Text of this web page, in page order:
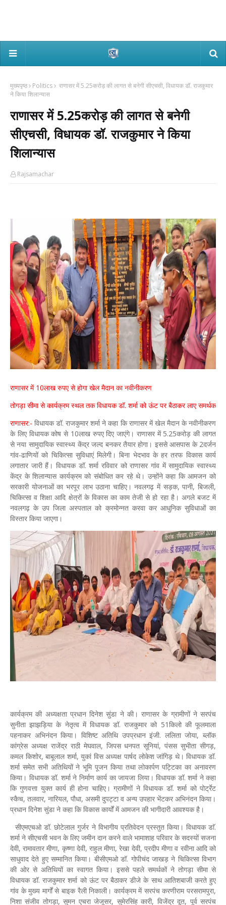
मुख्यपृष्ठ Politics
राणासर में 5.25करोड़ की लागत से बनेगी सीएचसी, विधायक डॉ. राजकुमार
ने किया शिलान्यास
राणासर में 5.25करोड़ की लागत से बनेगी
सीएचसी, विधायक डॉ. राजकुमार ने किया
शिलान्यास
Rajsamachar
राणासर में 10लाख रुपए से होगा खेल मैदान का नवीनीकरण
तोगड़ा सीमा से कार्यक्रम स्थल तक विधायक डॉ. शर्मा को ऊंट पर बैठाकर लाए समर्थक
राणासर:- विधायक डॉ. राजकुमार शर्मा ने कहा कि राणासर में खेल मैदान के नवीनीकरण
के लिए विधायक कोष से 10लाख रुपए दिए जाएंगे। राणासर में 5.25करोड़ की‌ लागत
से नया सामुदायिक स्वास्थ्य केंद्र जल्द बनकर तैयार होगा। इससे आसपास के 2दर्जन
गांव-ढाणियों को चिकित्सा सुविधाएं मिलेगी। बिना भेदभाव के हर तरफ विकास कार्य
लगातार जारी हैं। विधायक डॉ. शर्मा रविवार‌ को राणासर गांव में सामुदायिक स्वास्थ्य
केंद्र के शिलान्यास कार्यक्रम को संबोधित कर रहे थे। उन्होंने कहा कि आमजन को
सरकारी योजनाओं का भरपूर लाभ उठाना चाहिए। नवलगढ़ में सड़क, पानी, बिजली,
चिकित्सा व शिक्षा आदि क्षेत्रों के विकास का काम तेजी से हो रहा है। अगले बजट में
नवलगढ़ के उप जिला अस्पताल को क्रमोन्नत करवा कर आधुनिक सुविधाओं का
विस्तार किया जाएगा।
कार्यक्रम की अध्यक्षता प्रधान दिनेश सुंडा ने की। राणासर के ग्रामीणों ने सरपंच
सुनीता झाझड़िया के नेतृत्व में विधायक डॉ. राजकुमार को 51किलो की फूलमाला
पहनाकर अभिनंदन किया। विशिष्ट अतिथि उपप्रधान इंजी. ललिता जोया, ब्लॉक
कांग्रेस अध्यक्ष राजेंद्र राठी मेघवाल, जिपस धनपत सूनियां, पंसस सुभीता सीगड़,
कमल किशोर, बाबूलाल शर्मा, युकां विस अध्यक्ष पार्षद लोकेश जांगिड़ थे। विधायक डॉ.
शर्मा समेत सभी अतिथियों ने भूमि पूजन किया तथा लोकार्पण पट्टिका का अनावरण
किया। विधायक डॉ. शर्मा ने निर्माण कार्य का जायजा लिया। विधायक डॉ. शर्मा ने कहा
कि गुणवत्ता युक्त कार्य ही होना चाहिए। ग्रामीणों ने विधायक डॉ. शर्मा को पोर्ट्रेट
स्कैच, तलवार, नारियल, पौधा, असमी दुपट्टा व अन्य उपहार भेंटकर अभिनंदन किया।
प्रधान दिनेश सुंडा ने कहा कि विकास कार्यों में आमजन की भागीदारी आवश्यक है।
सीएमएचओ डॉ. छोटेलाल गुर्जर ने विभागीय प्रतिवेदन प्रस्‍तुत किया। विधायक डाॅ.
शर्मा ने सीएचसी भवन के लिए जमीन दान करने वाले भामाशाह परिवार के सदस्यों सजना
देवी, रामावतार मीणा, कृष्णा देवी, राहुल मीणा, रेखा देवी, प्रदीप मीणा व रवीना आदि को
साधुवाद देते हुए सम्मानित किया। बीसीएमओ डॉ. गोपीचंद जाखड़ ने चिकित्सा विभाग
की ओर से अतिथियों का स्वागत किया। इससे पहले समर्थकों ने तोगड़ा सीमा से
विधायक डॉ. राजकुमार शर्मा को ऊंट पर बैठाकर डीजे के साथ आतिशबाजी करते हुए
गांव के मुख्य मार्गों से बाइक रैली निकाली। कार्यक्रम में सरपंच करणीराम परसरामपुरा,
निशा संजीव तोगड़ा, सुमन एचरा जेजूसर, सुमेरसिंह कारी, विजेंद्र दूत, पूर्व सरपंच